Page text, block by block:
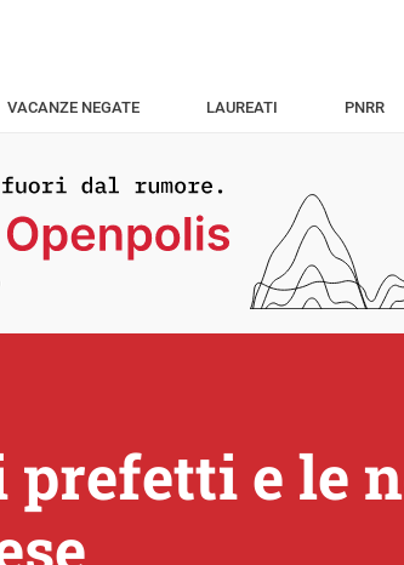
VACANZE NEGATE LAUREATI PNRR
e le